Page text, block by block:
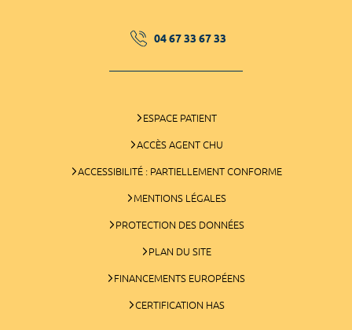
04 67 33 67 33
ESPACE PATIENT
ACCÈS AGENT CHU
ACCESSIBILITÉ : PARTIELLEMENT CONFORME
MENTIONS LÉGALES
PROTECTION DES DONNÉES
PLAN DU SITE
FINANCEMENTS EUROPÉENS
CERTIFICATION HAS